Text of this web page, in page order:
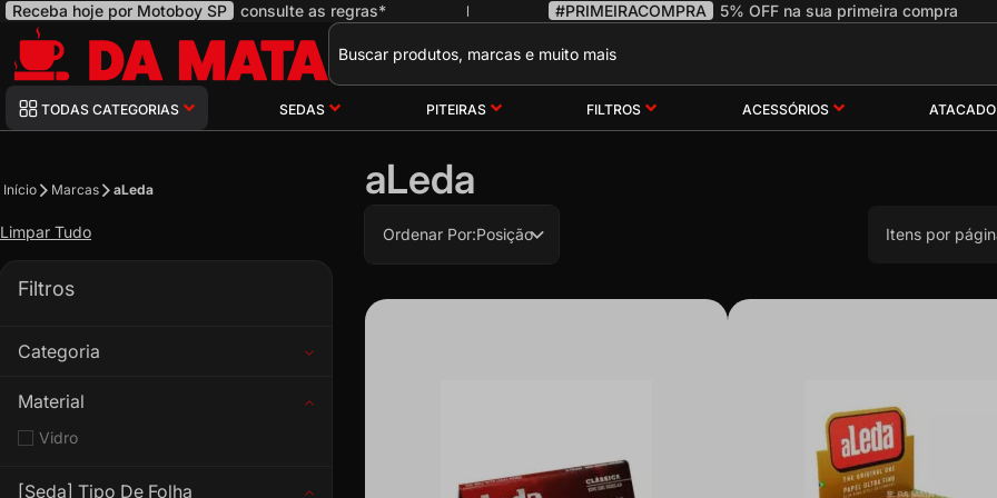
Receba hoje por Motoboy SP consulte as regras* #PRIMEIRACOMPRA 5% OFF na sua primeira compra
Pesquisa
TODAS CATEGORIAS SEDAS PITEIRAS FILTROS ACESSÓRIOS
aLeda
Ordenar Por:Posição Itens por
Início Marcas aLeda
Limpar Tudo
Filtros
Categoria
Material
Vidro
[Seda] Tipo De Folha